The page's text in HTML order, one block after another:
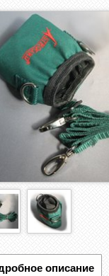
описание